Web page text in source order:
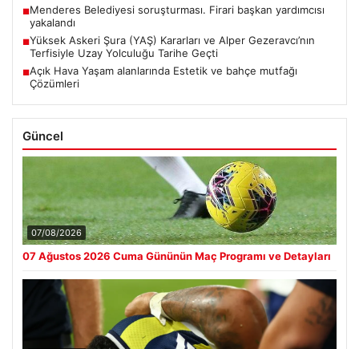
■Menderes Belediyesi soruşturması. Firari başkan yardımcısı
yakalandı
■Yüksek Askeri Şura (YAŞ) Kararları ve Alper Gezeravcı’nın
Terfisiyle Uzay Yolculuğu Tarihe Geçti
■Açık Hava Yaşam alanlarında Estetik ve bahçe mutfağı
Çözümleri
Güncel
07/08/2026
07 Ağustos 2026 Cuma Gününün Maç Programı ve Detayları